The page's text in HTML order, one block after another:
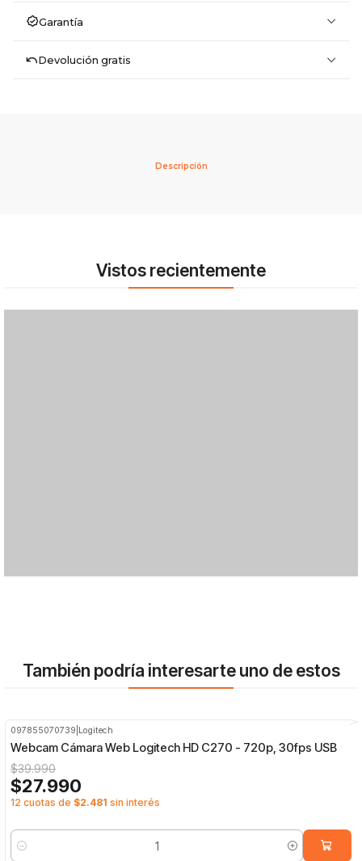
Garantía
Devolución gratis
Descripción
Vistos recientemente
También podría interesarte uno de estos
097855070739 Logitech
Webcam Cámara Web Logitech HD C270 - 720p, 30fps USB
$39.990
$27.990
12 cuotas de $2.481 sin interés
Cantidad